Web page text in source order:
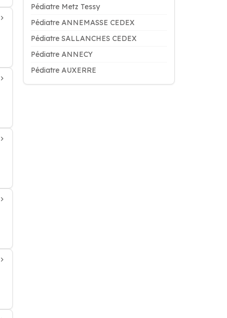
Pédiatre Metz Tessy
Pédiatre ANNEMASSE CEDEX
Pédiatre SALLANCHES CEDEX
Pédiatre ANNECY
Pédiatre AUXERRE